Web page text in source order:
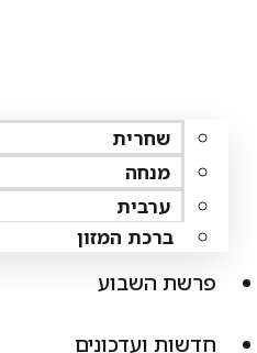
שחרית
מנחה
ערבית
ברכת המזון
פרשת השבוע
חדשות ועדכונים